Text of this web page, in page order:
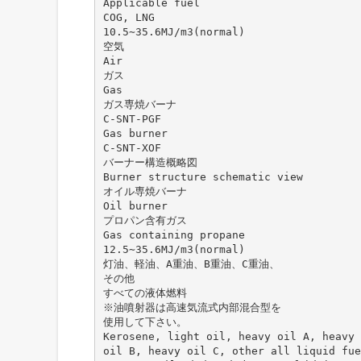
Applicable fuel
COG, LNG
10.5∼35.6MJ/m3(normal)
空気
Air
ガス
Gas
ガス専焼バーナ
C-SNT-PGF
Gas burner
C-SNT-XOF
バーナー構造概略図
Burner structure schematic view
オイル専焼バーナ
Oil burner
プロパン含有ガス
Gas containing propane
12.5∼35.6MJ/m3(normal)
灯油、軽油、A重油、B重油、C重油、
その他
すべての液体燃料
※油噴射器は高速気流式内部混合型を
使用して下さい。
Kerosene, light oil, heavy oil A, heavy
oil B, heavy oil C, other all liquid